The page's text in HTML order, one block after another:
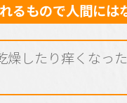
るもので人間には
燥したり痒くなっ